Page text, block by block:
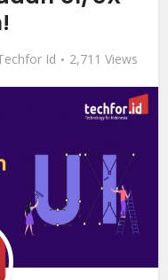
Id 2,711 Views